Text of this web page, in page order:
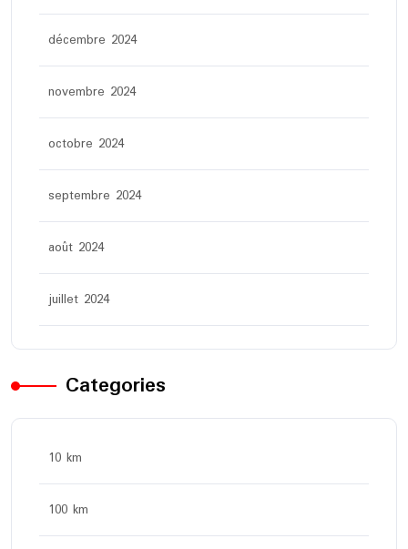
décembre 2024
novembre 2024
octobre 2024
septembre 2024
août 2024
juillet 2024
Categories
10 km
100 km